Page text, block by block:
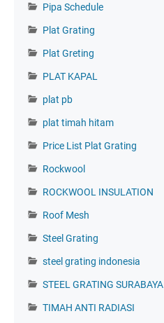
Pipa Schedule
Plat Grating
Plat Greting
PLAT KAPAL
plat pb
plat timah hitam
Price List Plat Grating
Rockwool
ROCKWOOL INSULATION
Roof Mesh
Steel Grating
steel grating indonesia
STEEL GRATING SURABAYA
TIMAH ANTI RADIASI